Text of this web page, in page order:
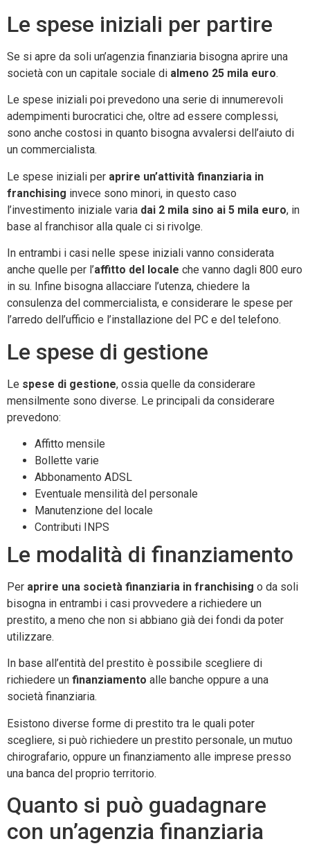
Le spese iniziali per partire
Se si apre da soli un’agenzia finanziaria bisogna aprire una
società con un capitale sociale di almeno 25 mila euro.
Le spese iniziali poi prevedono una serie di innumerevoli
adempimenti burocratici che, oltre ad essere complessi,
sono anche costosi in quanto bisogna avvalersi dell’aiuto di
un commercialista.
Le spese iniziali per aprire un’attività finanziaria in
franchising invece sono minori, in questo caso
l’investimento iniziale varia dai 2 mila sino ai 5 mila euro, in
base al franchisor alla quale ci si rivolge.
In entrambi i casi nelle spese iniziali vanno considerata
anche quelle per l’affitto del locale che vanno dagli 800 euro
in su. Infine bisogna allacciare l’utenza, chiedere la
consulenza del commercialista, e considerare le spese per
l’arredo dell’ufficio e l’installazione del PC e del telefono.
Le spese di gestione
Le spese di gestione, ossia quelle da considerare
mensilmente sono diverse. Le principali da considerare
prevedono:
Affitto mensile
Bollette varie
Abbonamento ADSL
Eventuale mensilità del personale
Manutenzione del locale
Contributi INPS
Le modalità di finanziamento
Per aprire una società finanziaria in franchising o da soli
bisogna in entrambi i casi provvedere a richiedere un
prestito, a meno che non si abbiano già dei fondi da poter
utilizzare.
In base all’entità del prestito è possibile scegliere di
richiedere un finanziamento alle banche oppure a una
società finanziaria.
Esistono diverse forme di prestito tra le quali poter
scegliere, si può richiedere un prestito personale, un mutuo
chirografario, oppure un finanziamento alle imprese presso
una banca del proprio territorio.
Quanto si può guadagnare
con un’agenzia finanziaria